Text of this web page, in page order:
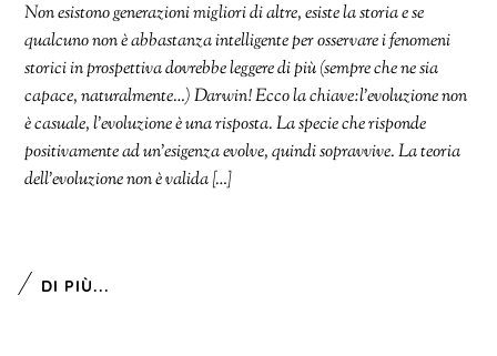
Non esistono generazioni migliori di altre, esiste la storia e se
qualcuno non è abbastanza intelligente per osservare i fenomeni
storici in prospettiva dovrebbe leggere di più (sempre che ne sia
capace, naturalmente…) Darwin! Ecco la chiave:l’evoluzione non
è casuale, l’evoluzione è una risposta. La specie che risponde
positivamente ad un’esigenza evolve, quindi sopravvive. La teoria
dell’evoluzione non è valida […]
DI PIÙ...